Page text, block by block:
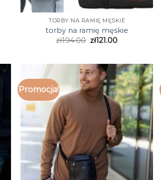
TORBY NA RAMIĘ MĘSKIE
torby na ramię męskie
zł194.00 zł121.00
Promocja!